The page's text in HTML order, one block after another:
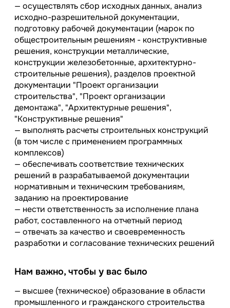
— осуществлять сбор исходных данных, анализ
исходно-разрешительной документации,
подготовку рабочей документации (марок по
общестроительным решениям - конструктивные
решения, конструкции металлические,
конструкции железобетонные, архитектурно-
строительные решения), разделов проектной
документации "Проект организации
строительства", "Проект организации
демонтажа", "Архитектурные решения",
"Конструктивные решения"
— выполнять расчеты строительных конструкций
(в том числе с применением программных
комплексов)
— обеспечивать соответствие технических
решений в разрабатываемой документации
нормативным и техническим требованиям,
заданию на проектирование
— нести ответственность за исполнение плана
работ, составленного на отчетный период
— отвечать за качество и своевременность
разработки и согласование технических решений
Нам важно, чтобы у вас было
— высшее (техническое) образование в области
промышленного и гражданского строительства